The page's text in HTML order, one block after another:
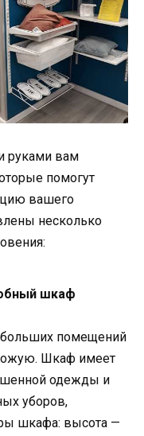
руками вам
помогут
вашего
несколько
шкаф
помещений
Шкаф имеет
одежды и
уборов,
шкафа: высота —